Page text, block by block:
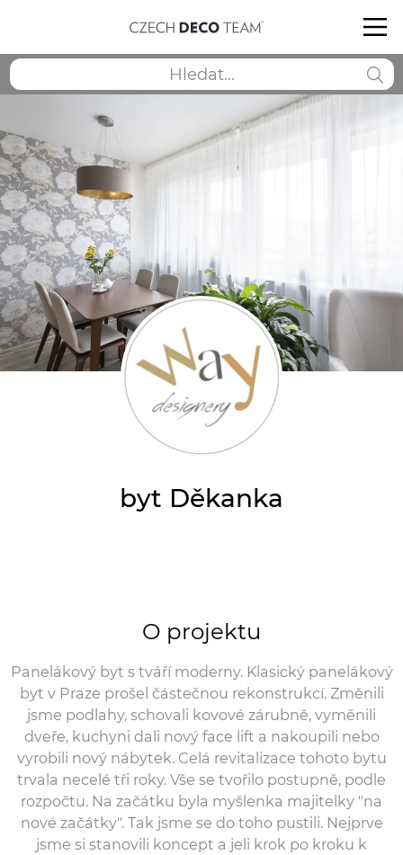
byt Děkanka
O projektu
Panelákový byt s tváří moderny. Klasický panelákový
byt v Praze prošel částečnou rekonstrukcí. Změnili
jsme podlahy, schovali kovové zárubně, vyměnili
dveře, kuchyni dali nový face lift a nakoupili nebo
vyrobili nový nábytek. Celá revitalizace tohoto bytu
trvala necelé tři roky. Vše se tvořilo postupně, podle
rozpočtu. Na začátku byla myšlenka majitelky "na
nové začátky". Tak jsme se do toho pustili. Nejprve
jsme si stanovili koncept a jeli krok po kroku k